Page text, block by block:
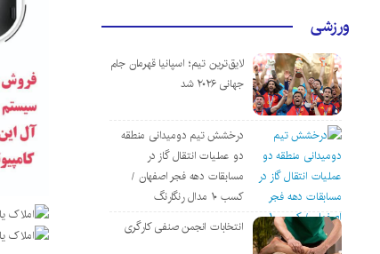
ورزشی
لایق‌ترین تیم؛ اسپانیا قهرمان جام
جهانی ۲۰۲۶ شد
درخشش تیم دومیدانی منطقه
دو عملیات انتقال گاز در
مسابقات دهه فجر اصفهان /
کسب ۱۰ مدال رنگارنگ
انتخابات انجمن صنفی کارگری